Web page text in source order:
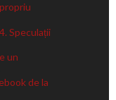
Speculații
un
de la